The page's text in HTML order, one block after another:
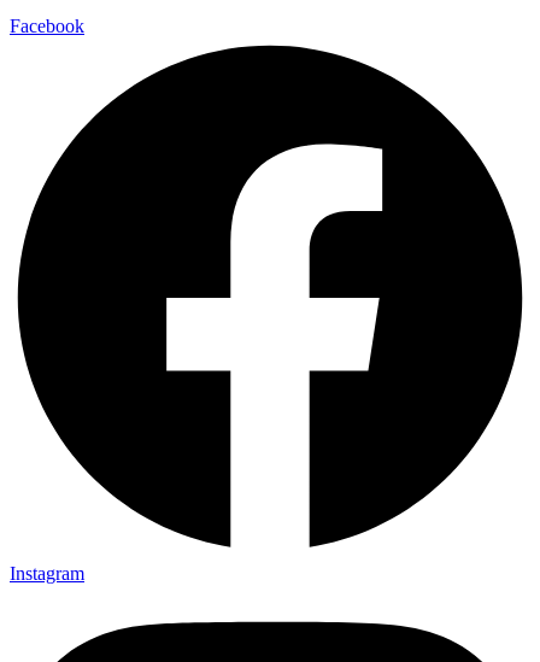
Facebook
Instagram